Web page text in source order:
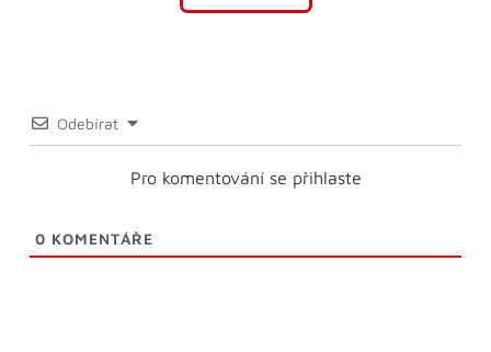
Odebírat
Pro komentování se přihlaste
0 KOMENTÁŘE